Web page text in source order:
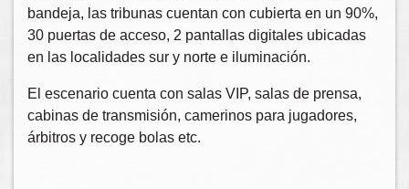
bandeja, las tribunas cuentan con cubierta en un 90%,
30 puertas de acceso, 2 pantallas digitales ubicadas
en las localidades sur y norte e iluminación.
El escenario cuenta con salas VIP, salas de prensa,
cabinas de transmisión, camerinos para jugadores,
árbitros y recoge bolas etc.